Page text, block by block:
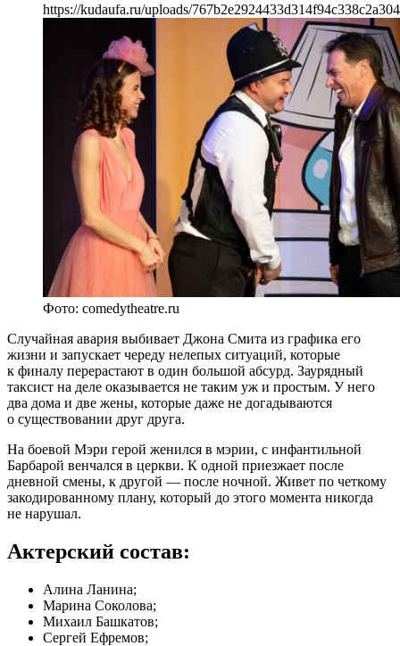
https://kudaufa.ru/uploads/
Фото: comedytheatre.ru
Случайная авария выбивает Джона Смита из графика его
жизни и запускает череду нелепых ситуаций, которые
к финалу перерастают в один большой абсурд. Заурядный
таксист на деле оказывается не таким уж и простым. У него
два дома и две жены, которые даже не догадываются
о существовании друг друга.
На боевой Мэри герой женился в мэрии, с инфантильной
Барбарой венчался в церкви. К одной приезжает после
дневной смены, к другой — после ночной. Живет по четкому
закодированному плану, который до этого момента никогда
не нарушал.
Актерский состав:
Алина Ланина;
Марина Соколова;
Михаил Башкатов;
Сергей Ефремов;